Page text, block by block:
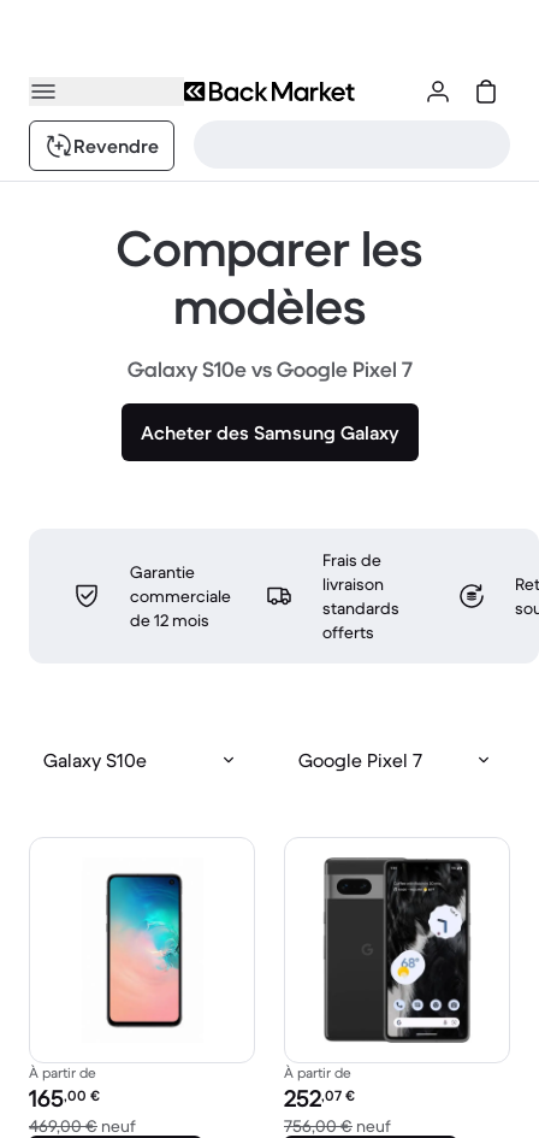
Revendre
Comparer les
modèles
Galaxy S10e vs Google Pixel 7
Acheter des Samsung Galaxy
Garantie
commerciale
de 12 mois
Frais de
livraison
standards
offerts
Galaxy S10e Google Pixel 7
À partir de
Prix reconditionné :
165,00 €
469,00 € neufcontre 469,00 € neuf
À partir de
Prix reconditionné :
252,07 €
756,00 € neufcontre 756,00 €